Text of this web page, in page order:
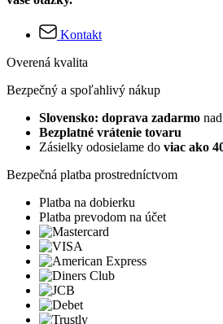
Kontakt
Overená kvalita
Bezpečný a spoľahlivý nákup
Slovensko: doprava zadarmo
Bezplatné vrátenie tovaru
Zásielky odosielame do viac ako
Bezpečná platba prostredníctvom
Platba na dobierku
Platba prevodom na účet